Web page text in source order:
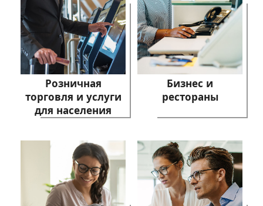
Розничная
торговля и услуги
для населения
Бизнес и
рестораны